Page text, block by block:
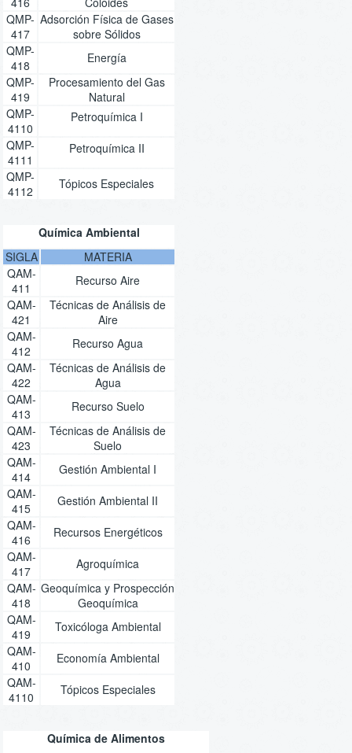
QMP-
417
Adsorción Física de Gases
sobre Sólidos
QMP-
418
Energía
QMP-
419
Procesamiento del Gas
Natural
QMP-
4110
Petroquímica I
QMP-
4111
Petroquímica II
QMP-
4112
Tópicos Especiales
Química Ambiental
SIGLA
MATERIA
QAM-
411
Recurso Aire
QAM-
421
Técnicas de Análisis de
Aire
QAM-
412
Recurso Agua
QAM-
422
Técnicas de Análisis de
Agua
QAM-
413
Recurso Suelo
QAM-
423
Técnicas de Análisis de
Suelo
QAM-
414
Gestión Ambiental I
QAM-
415
Gestión Ambiental II
QAM-
416
Recursos Energéticos
QAM-
417
Agroquímica
QAM-
418
Geoquímica y Prospección
Geoquímica
QAM-
419
Toxicóloga Ambiental
QAM-
410
Economía Ambiental
QAM-
4110
Tópicos Especiales
Química de Alimentos